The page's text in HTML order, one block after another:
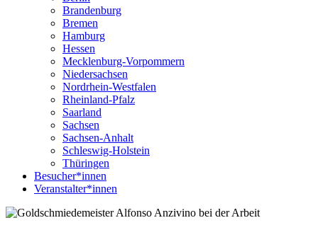
Brandenburg
Bremen
Hamburg
Hessen
Mecklenburg-Vorpommern
Niedersachsen
Nordrhein-Westfalen
Rheinland-Pfalz
Saarland
Sachsen
Sachsen-Anhalt
Schleswig-Holstein
Thüringen
Besucher*innen
Veranstalter*innen